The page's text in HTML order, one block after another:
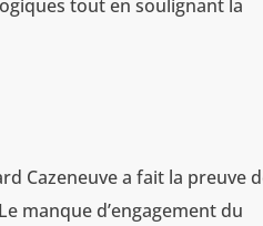
tout en soulignant la
Cazeneuve a fait la preuve
manque d’engagement du